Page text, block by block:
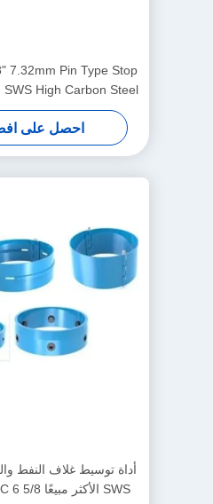
7.32mm Pin Type Stop
for Casing Centralizers
احصل على